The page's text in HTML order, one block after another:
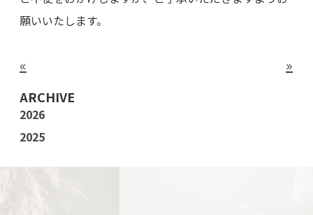
願いいたします。
« »
ARCHIVE
2026
2025